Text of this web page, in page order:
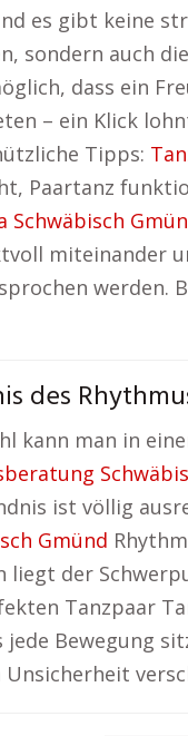
es gibt keine
sondern auch
dass ein
– ein Klick
Tipps:
Paartanz
Schwäbisch
miteinander
werden.
des
kann man in
ist völlig
Gmünd
der
Tanzpaar
Bewegung